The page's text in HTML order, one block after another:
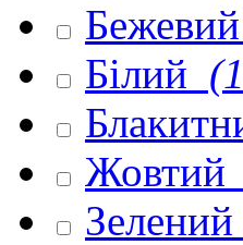
Бежевий
Білий
Жовтий
Зелений